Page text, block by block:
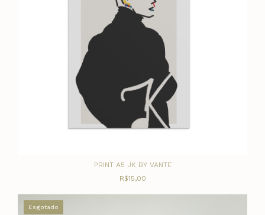
PRINT A5 JK BY VANTE
R$15,00
Esgotado